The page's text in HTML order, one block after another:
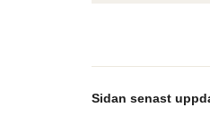
Sidan senast